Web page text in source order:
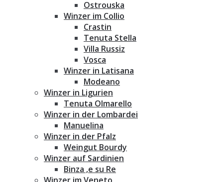
Ostrouska
Winzer im Collio
Crastin
Tenuta Stella
Villa Russiz
Vosca
Winzer in Latisana
Modeano
Winzer in Ligurien
Tenuta Olmarello
Winzer in der Lombardei
Manuelina
Winzer in der Pfalz
Weingut Bourdy
Winzer auf Sardinien
Binza ‚e su Re